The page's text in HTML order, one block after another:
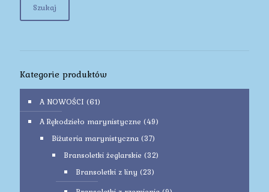
Szukaj
Kategorie produktów
A NOWOŚCI (61)
A Rękodzieło marynistyczne (49)
Biżuteria marynistyczna (37)
Bransoletki żeglarskie (32)
Bransoletki z liny (23)